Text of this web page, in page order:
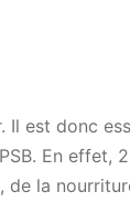
Il est donc
En effet,
de la